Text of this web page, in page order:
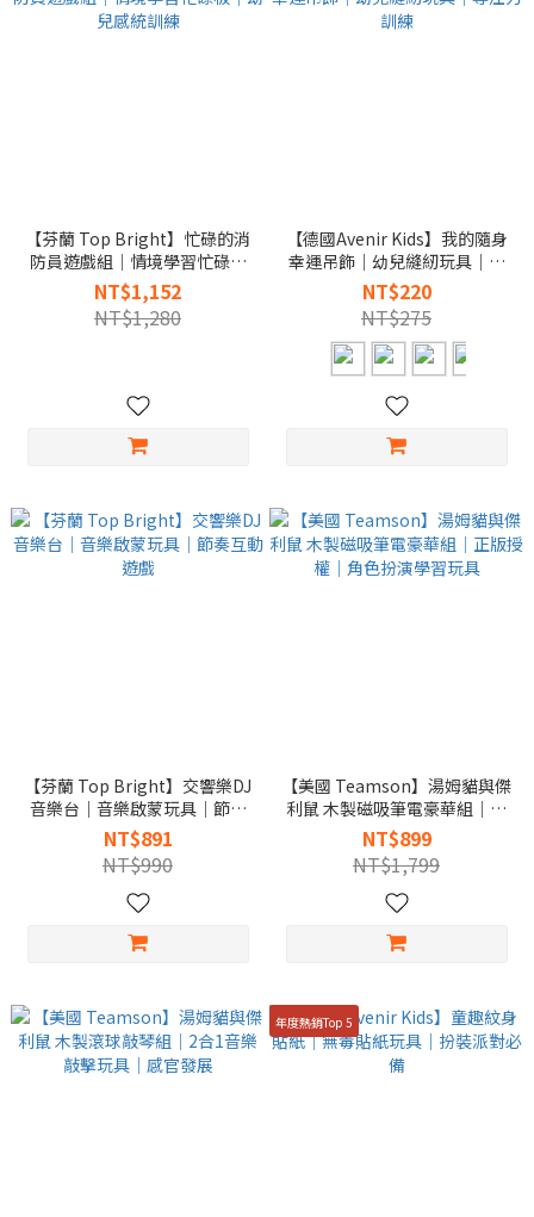
【芬蘭 Top Bright】忙碌的消
防員遊戲組｜情境學習忙碌板
｜幼兒感統訓練
NT$1,152
NT$1,280
【德國Avenir Kids】我的隨身
幸運吊飾｜幼兒縫紉玩具｜專
注力訓練
NT$220
NT$275
【芬蘭 Top Bright】交響樂DJ
音樂台｜音樂啟蒙玩具｜節奏
互動遊戲
NT$891
NT$990
【美國 Teamson】湯姆貓與傑
利鼠 木製磁吸筆電豪華組｜正
版授權｜角色扮演學習玩具
NT$899
NT$1,799
年度熱銷Top 5